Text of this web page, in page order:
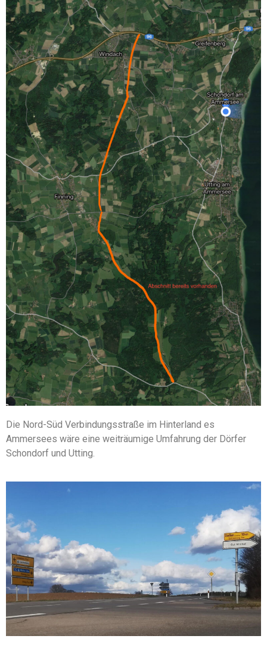
Die Nord-Süd Verbindungsstraße im Hinterland es
Ammersees wäre eine weiträumige Umfahrung der Dörfer
Schondorf und Utting.